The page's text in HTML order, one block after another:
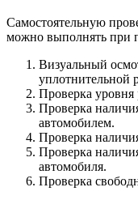
Самостоятельную
можно выполнять при
Визуальный
уплотнительной
Проверка уровня
Проверка
автомобилем.
Проверка
Проверка
автомобиля.
Проверка